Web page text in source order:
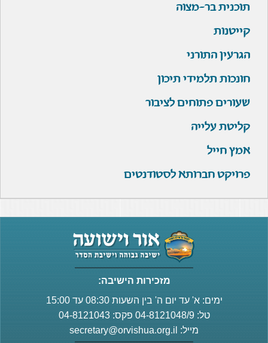
תוכנית בר-מצוה
קייטנות
הגרעין התורני
חונכות תלמידי תיכון
שעורים פתוחים לציבור
קליטת עלייה
אמץ חייל
פרויקט חברותא לסטודנטים
מזכירות הישיבה:
ימים: א' עד יום ה' בין השעות 08:30 עד 15:00
טל: 04-8121048/9 פקס: 04-8121043
מייל: secretary@orvishua.org.il